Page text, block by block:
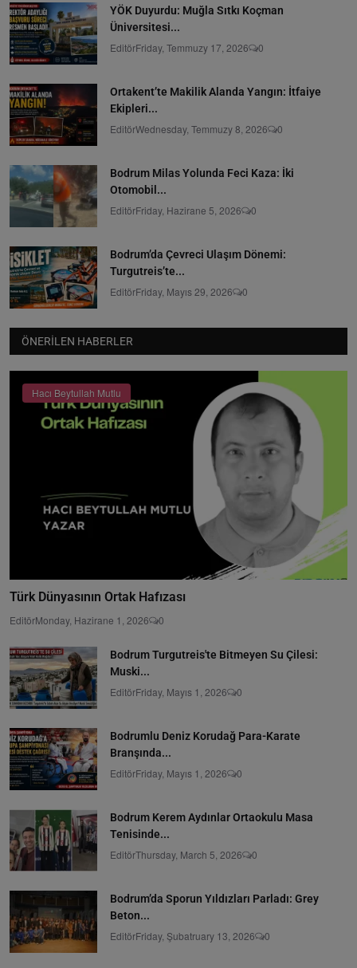
YÖK Duyurdu: Muğla Sıtkı Koçman
Üniversitesi...
EditörFriday, Temmuzy 17, 2026 0
Ortakent’te Makilik Alanda Yangın: İtfaiye
Ekipleri...
EditörWednesday, Temmuzy 8, 2026 0
Bodrum Milas Yolunda Feci Kaza: İki
Otomobil...
EditörFriday, Hazirane 5, 2026 0
Bodrum’da Çevreci Ulaşım Dönemi:
Turgutreis’te...
EditörFriday, Mayıs 29, 2026 0
ÖNERILEN HABERLER
Hacı Beytullah Mutlu
Türk Dünyasının Ortak Hafızası
EditörMonday, Hazirane 1, 2026 0
Bodrum Turgutreis'te Bitmeyen Su Çilesi:
Muski...
EditörFriday, Mayıs 1, 2026 0
Bodrumlu Deniz Korudağ Para-Karate
Branşında...
EditörFriday, Mayıs 1, 2026 0
Bodrum Kerem Aydınlar Ortaokulu Masa
Tenisinde...
EditörThursday, March 5, 2026 0
Bodrum’da Sporun Yıldızları Parladı: Grey
Beton...
EditörFriday, Şubatruary 13, 2026 0